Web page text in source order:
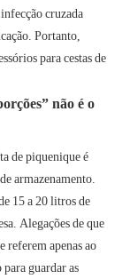
cruzada
Portanto,
para cestas de
não é o
de piquenique é
armazenamento.
15 a 20 litros de
Alegações de que
referem apenas ao
para guardar as